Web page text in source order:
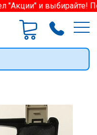
и выбирайте!